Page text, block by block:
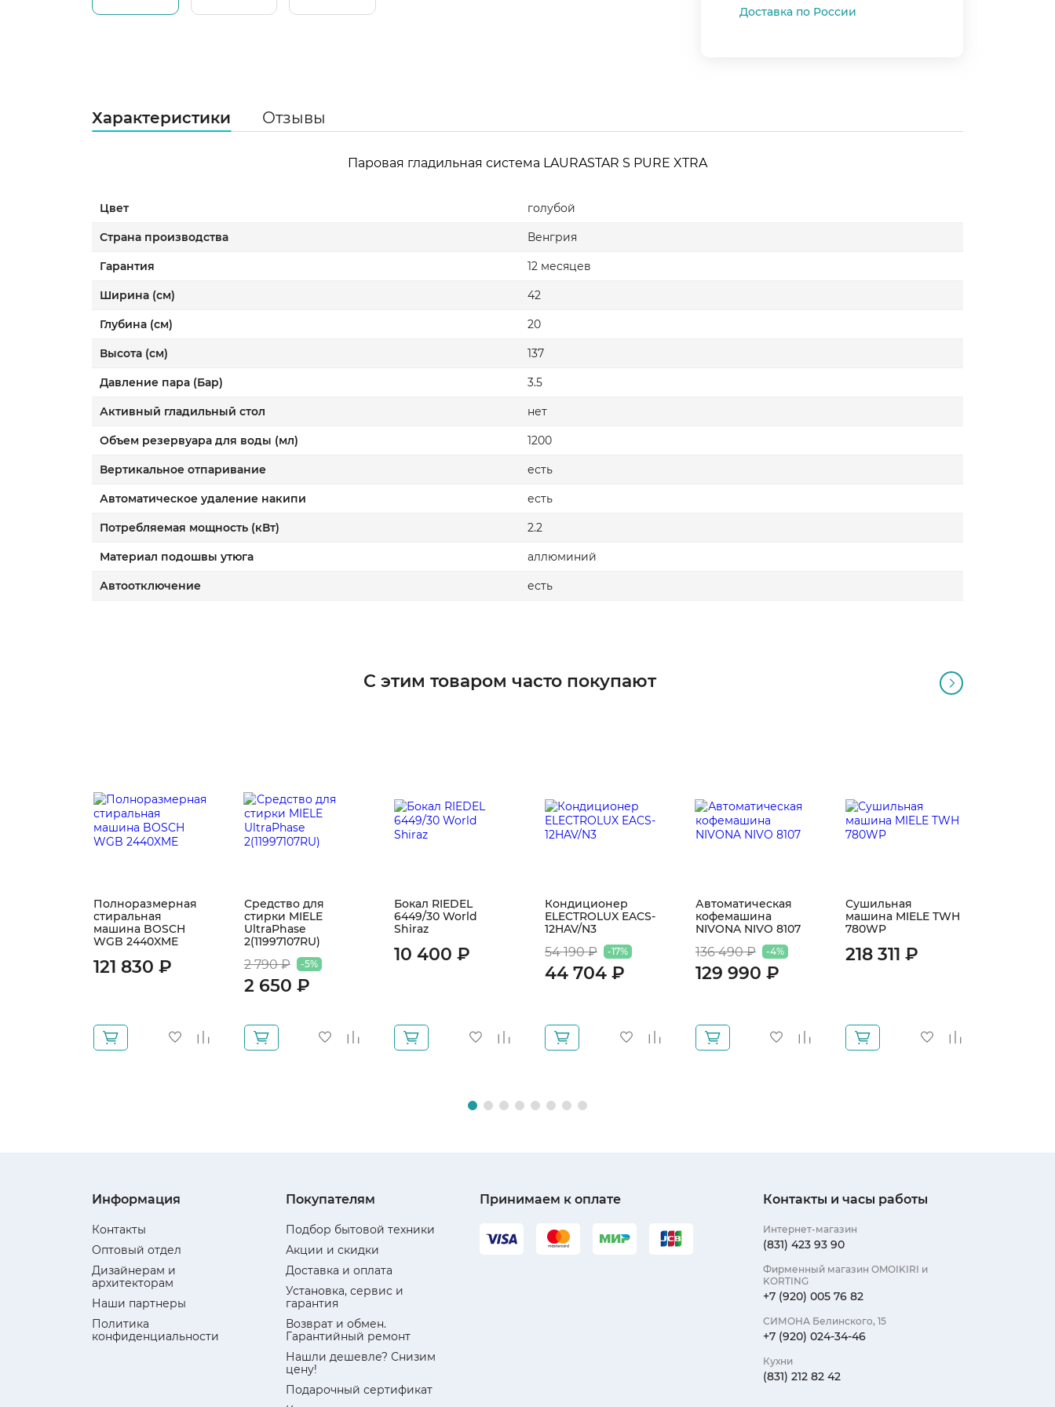
Доставка по России
Характеристики Отзывы
Паровая гладильная система LAURASTAR S PURE XTRA
Цвет голубой
Страна производства Венгрия
Гарантия 12 месяцев
Ширина (см) 42
Глубина (см) 20
Высота (см) 137
Давление пара (Бар) 3.5
Активный гладильный стол нет
Объем резервуара для воды (мл) 1200
Вертикальное отпаривание есть
Автоматическое удаление накипи есть
Потребляемая мощность (кВт) 2.2
Материал подошвы утюга аллюминий
Автоотключение есть
С этим товаром часто покупают
Полноразмерная
стиральная
машина BOSCH
WGB 2440XME
121 830 ₽
Средство для
стирки MIELE
UltraPhase
2(11997107RU)
2 790 ₽ -5%
2 650 ₽
Бокал RIEDEL
6449/30 World
Shiraz
10 400 ₽
Кондиционер
ELECTROLUX EACS-
12HAV/N3
54 190 ₽ -17%
44 704 ₽
Автоматическая
кофемашина
NIVONA NIVO 8107
136 490 ₽ -4%
129 990 ₽
Сушильная
машина MIELE TWH
780WP
218 311 ₽
Информация
Контакты
Оптовый отдел
Дизайнерам и
архитекторам
Наши партнеры
Политика
конфиденциальности
Покупателям
Подбор бытовой техники
Акции и скидки
Доставка и оплата
Установка, сервис и
гарантия
Возврат и обмен.
Гарантийный ремонт
Нашли дешевле? Снизим
цену!
Подарочный сертификат
Контакты и часы работы
Интернет-магазин
(831) 423 93 90
Фирменный магазин OMOIKIRI и
KORTING
+7 (920) 005 76 82
СИМОНА Белинского, 15
+7 (920) 024-34-46
Кухни
(831) 212 82 42
Принимаем к оплате